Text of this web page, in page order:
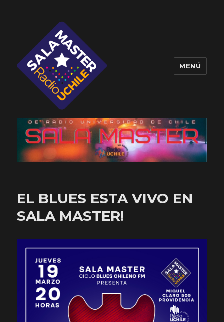
Sala Master
MENÚ
EL BLUES ESTA VIVO EN
SALA MASTER!